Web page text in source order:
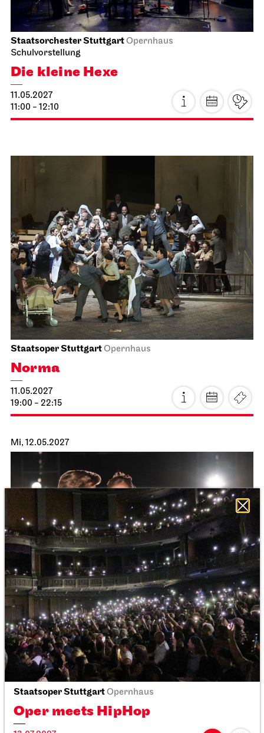
Staatsorchester StuttgartOpernhaus
Schulvorstellung
Die kleine Hexe
11.05.2027
11:00 - 12:10
Staatsoper StuttgartOpernhaus
Norma
11.05.2027
19:00 - 22:15
Mi, 12.05.2027
Stuttgarter BallettOpernhaus
Don Quijote
12.05.2027
19:00 - 21:45